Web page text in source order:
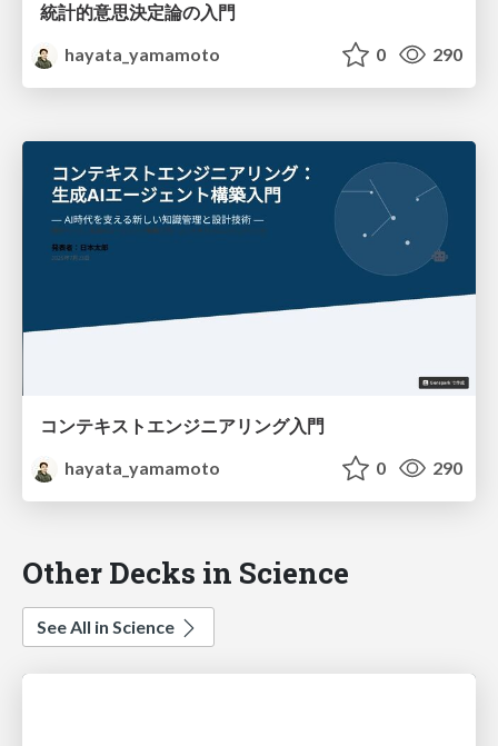
統計的意思決定論の入門
hayata_yamamoto
0 290
コンテキストエンジニアリング入門
hayata_yamamoto
0 290
Other Decks in Science
See All in Science